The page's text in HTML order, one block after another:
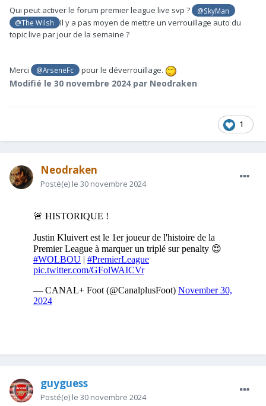
Qui peut activer le forum premier league live svp ?
@SkyMan
@The Wilsh
Il y a pas moyen de mettre un verrouillage auto du
topic live par jour de la semaine ?
Merci @ArseneFc pour le déverrouillage.
Modifié le 30 novembre 2024par Neodraken
1
Neodraken
Posté(e) le 30 novembre 2024
guyguess
Posté(e) le 30 novembre 2024